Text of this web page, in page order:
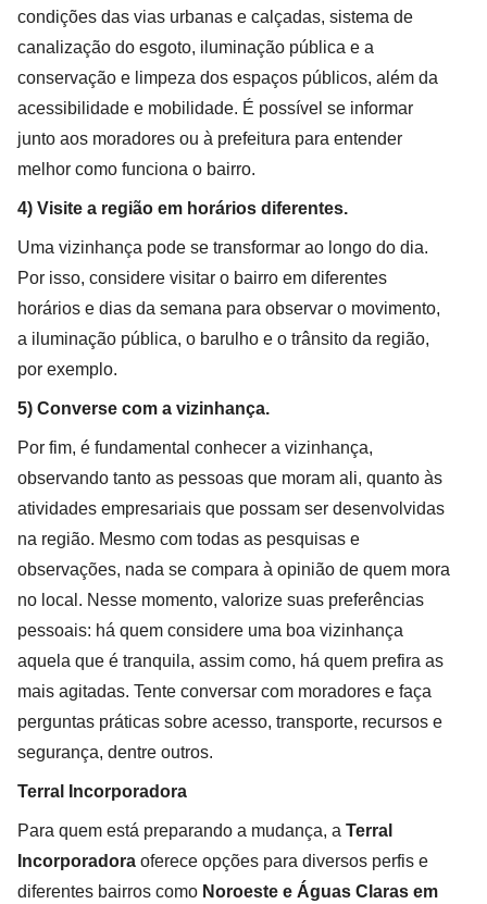
condições das vias urbanas e calçadas, sistema de
canalização do esgoto, iluminação pública e a
conservação e limpeza dos espaços públicos, além da
acessibilidade e mobilidade. É possível se informar
junto aos moradores ou à prefeitura para entender
melhor como funciona o bairro.
4) Visite a região em horários diferentes.
Uma vizinhança pode se transformar ao longo do dia.
Por isso, considere visitar o bairro em diferentes
horários e dias da semana para observar o movimento,
a iluminação pública, o barulho e o trânsito da região,
por exemplo.
5) Converse com a vizinhança.
Por fim, é fundamental conhecer a vizinhança,
observando tanto as pessoas que moram ali, quanto às
atividades empresariais que possam ser desenvolvidas
na região. Mesmo com todas as pesquisas e
observações, nada se compara à opinião de quem mora
no local. Nesse momento, valorize suas preferências
pessoais: há quem considere uma boa vizinhança
aquela que é tranquila, assim como, há quem prefira as
mais agitadas. Tente conversar com moradores e faça
perguntas práticas sobre acesso, transporte, recursos e
segurança, dentre outros.
Terral Incorporadora
Para quem está preparando a mudança, a Terral
Incorporadora oferece opções para diversos perfis e
diferentes bairros como Noroeste e Águas Claras em